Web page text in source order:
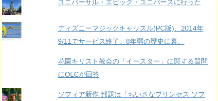
ユニバーサル・エピック・ユニバースに行った
ディズニーマジックキャッスル(PC版)、2014年
9/11でサービス終了。8年弱の歴史に幕。
花園キリスト教会の「イースター」に関する質問
にOLCが回答
ソフィア新作 邦題は「ちいさなプリンセス ソフ